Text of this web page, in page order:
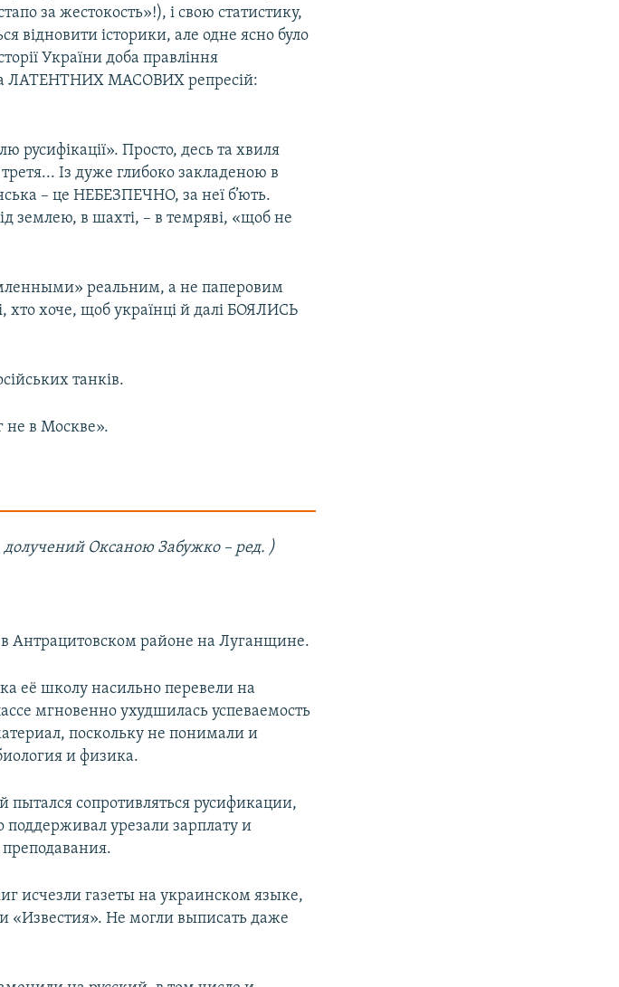
за жестокость»!), і свою статистику,
відновити історики, але одне ясно було
України доба правління
ЛАТЕНТНИХ МАСОВИХ репресій:
русифікації». Просто, десь та хвиля
Із дуже глибоко закладеною в
– це НЕБЕЗПЕЧНО, за неї б’ють.
землею, в шахті, – в темряві, «щоб не
реальним, а не паперовим
хто хоче, щоб українці й далі БОЯЛИСЬ
танків.
в Москве».
Оксаною Забужко – ред. )
Антрацитовском районе на Луганщине.
её школу насильно перевели на
мгновенно ухудшилась успеваемость
поскольку не понимали и
и физика.
сопротивляться русификации,
поддерживал урезали зарплату и
исчезли газеты на украинском языке,
«Известия». Не могли выписать даже